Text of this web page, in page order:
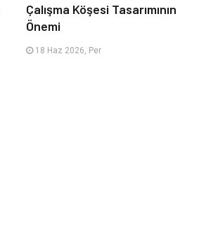
Çalışma Köşesi Tasarımının
Önemi
18 Haz 2026, Per